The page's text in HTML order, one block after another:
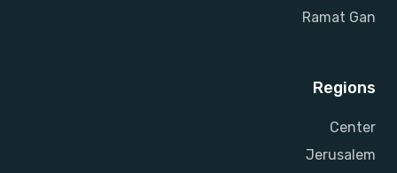
Ramat Gan
Regions
Center
Jerusalem